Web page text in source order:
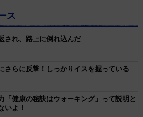
ス
され、路上に倒れ込んだ
さらに反撃！しっかりイスを握っている
「健康の秘訣はウォーキング」って説明と
いよ！